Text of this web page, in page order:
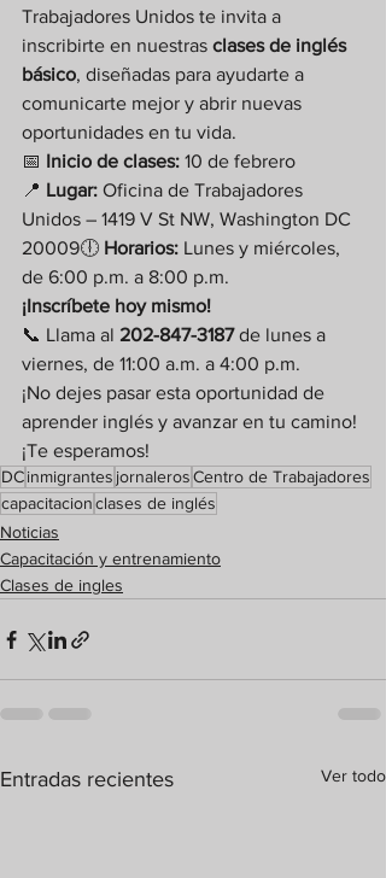
Trabajadores Unidos te invita a
inscribirte en nuestras clases de inglés
básico, diseñadas para ayudarte a
comunicarte mejor y abrir nuevas
oportunidades en tu vida.
📅 Inicio de clases: 10 de febrero
📍 Lugar: Oficina de Trabajadores
Unidos – 1419 V St NW, Washington DC
20009🕕 Horarios: Lunes y miércoles,
de 6:00 p.m. a 8:00 p.m.
¡Inscríbete hoy mismo!
📞 Llama al 202-847-3187 de lunes a
viernes, de 11:00 a.m. a 4:00 p.m.
¡No dejes pasar esta oportunidad de
aprender inglés y avanzar en tu camino!
¡Te esperamos!
DCinmigrantes jornalerosCentro de Trabajadores
capacitacionclases de inglés
Noticias
Capacitación y entrenamiento
Clases de ingles
Entradas recientes Ver todo